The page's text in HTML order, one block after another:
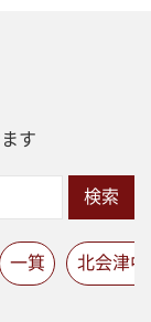
す
検索
一箕 北会津中